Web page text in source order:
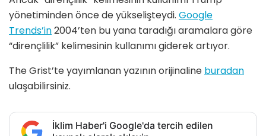
yönetiminden önce de yükselişteydi. Google
Trends’in2004’ten bu yana taradığı aramalara göre
“dirençlilik” kelimesinin kullanımı giderek artıyor.
The Grist’te yayımlanan yazının orijinaline buradan
ulaşabilirsiniz.
İklim Haber'i Google'da tercih edilen